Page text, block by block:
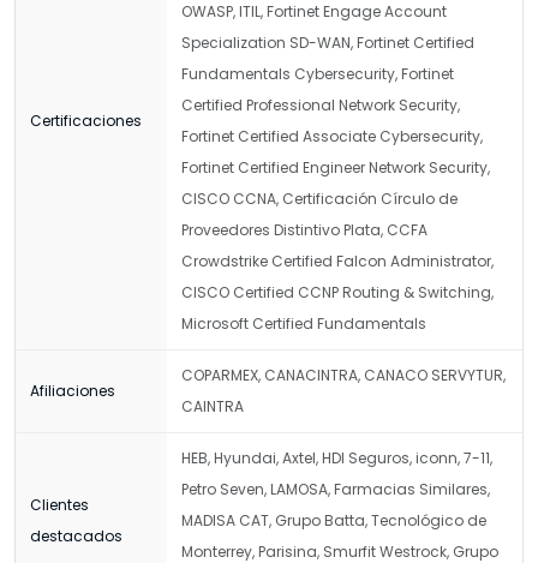
Certificaciones
OWASP, ITIL, Fortinet Engage Account
Specialization SD-WAN, Fortinet Certified
Fundamentals Cybersecurity, Fortinet
Certified Professional Network Security,
Fortinet Certified Associate Cybersecurity,
Fortinet Certified Engineer Network Security,
CISCO CCNA, Certificación Círculo de
Proveedores Distintivo Plata, CCFA
Crowdstrike Certified Falcon Administrator,
CISCO Certified CCNP Routing & Switching,
Microsoft Certified Fundamentals
Afiliaciones
COPARMEX, CANACINTRA, CANACO SERVYTUR,
CAINTRA
Clientes
destacados
HEB, Hyundai, Axtel, HDI Seguros, iconn, 7-11,
Petro Seven, LAMOSA, Farmacias Similares,
MADISA CAT, Grupo Batta, Tecnológico de
Monterrey, Parisina, Smurfit Westrock, Grupo